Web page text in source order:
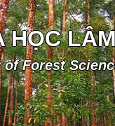
HỌC
of Forest